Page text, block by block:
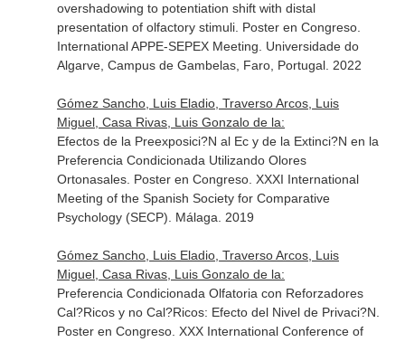
overshadowing to potentiation shift with distal
presentation of olfactory stimuli. Poster en Congreso.
International APPE-SEPEX Meeting. Universidade do
Algarve, Campus de Gambelas, Faro, Portugal. 2022
Gómez Sancho, Luis Eladio, Traverso Arcos, Luis
Miguel, Casa Rivas, Luis Gonzalo de la:
Efectos de la Preexposici?N al Ec y de la Extinci?N en la
Preferencia Condicionada Utilizando Olores
Ortonasales. Poster en Congreso. XXXI International
Meeting of the Spanish Society for Comparative
Psychology (SECP). Málaga. 2019
Gómez Sancho, Luis Eladio, Traverso Arcos, Luis
Miguel, Casa Rivas, Luis Gonzalo de la:
Preferencia Condicionada Olfatoria con Reforzadores
Cal?Ricos y no Cal?Ricos: Efecto del Nivel de Privaci?N.
Poster en Congreso. XXX International Conference of